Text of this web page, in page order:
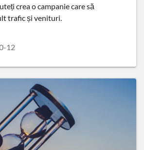
crea o campanie care să
trafic și venituri.
12